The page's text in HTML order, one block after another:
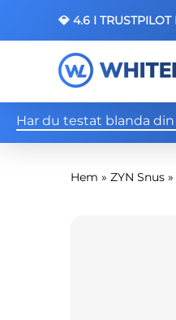
💎 4.6 I TRUSTPILOT
Har du testat blanda
Hem » ZYN Snus »